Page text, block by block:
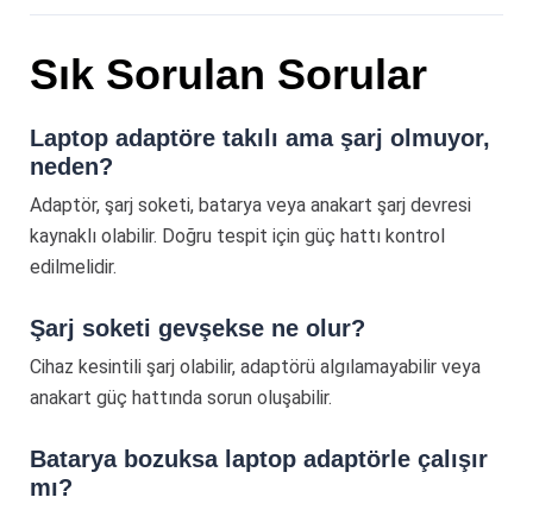
Sık Sorulan Sorular
Laptop adaptöre takılı ama şarj olmuyor,
neden?
Adaptör, şarj soketi, batarya veya anakart şarj devresi
kaynaklı olabilir. Doğru tespit için güç hattı kontrol
edilmelidir.
Şarj soketi gevşekse ne olur?
Cihaz kesintili şarj olabilir, adaptörü algılamayabilir veya
anakart güç hattında sorun oluşabilir.
Batarya bozuksa laptop adaptörle çalışır
mı?